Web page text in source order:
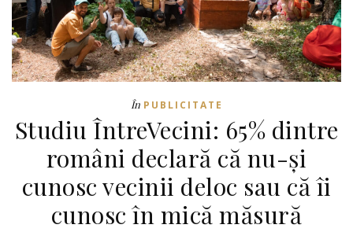
În PUBLICITATE
Studiu ÎntreVecini: 65% dintre
români declară că nu-și
cunosc vecinii deloc sau că îi
cunosc în mică măsură